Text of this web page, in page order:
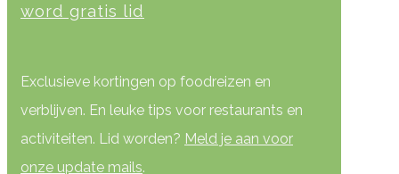
word gratis lid
Exclusieve kortingen op foodreizen en
verblijven. En leuke tips voor restaurants en
activiteiten. Lid worden? Meld je aan voor
onze update mails.